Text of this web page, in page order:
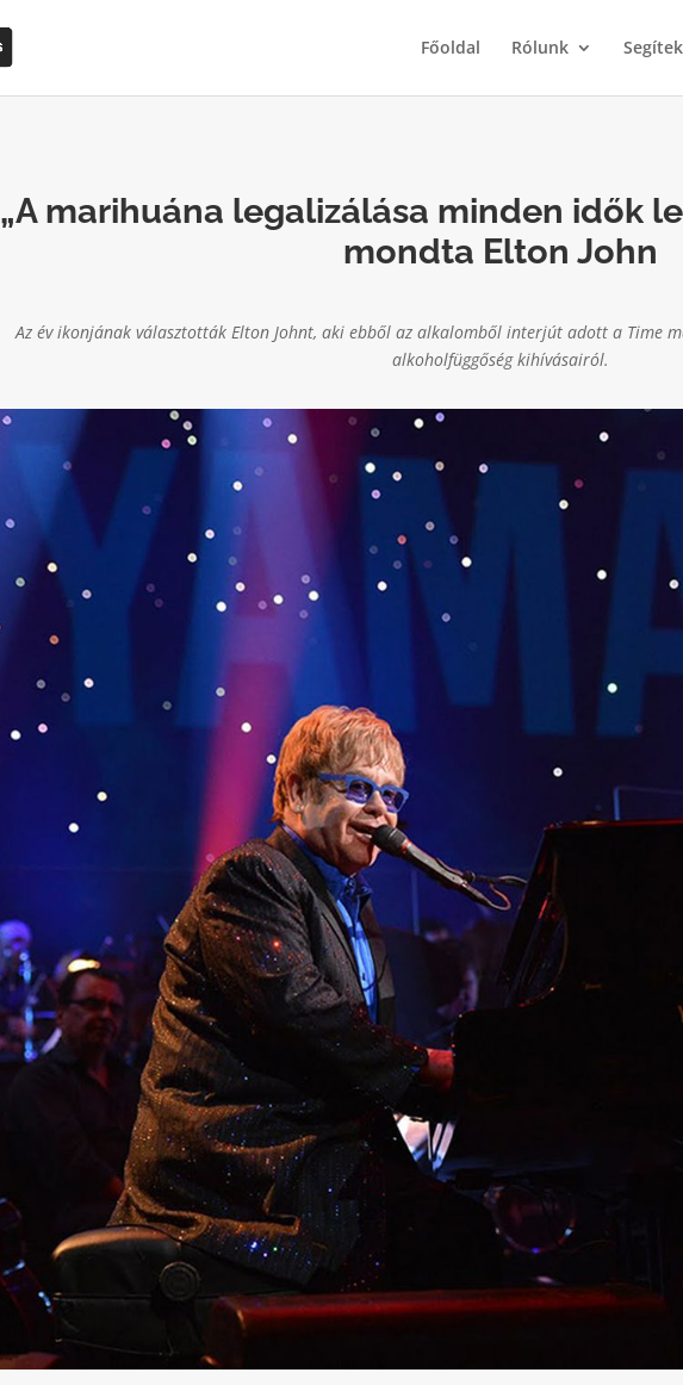
Főoldal Rólunk Segítek
„A marihuána legalizálása minden idők
mondta Elton John
Az év ikonjának választották Elton Johnt, aki ebből az alkalomből interjút adott a Time
alkoholfüggőség kihívásairól.